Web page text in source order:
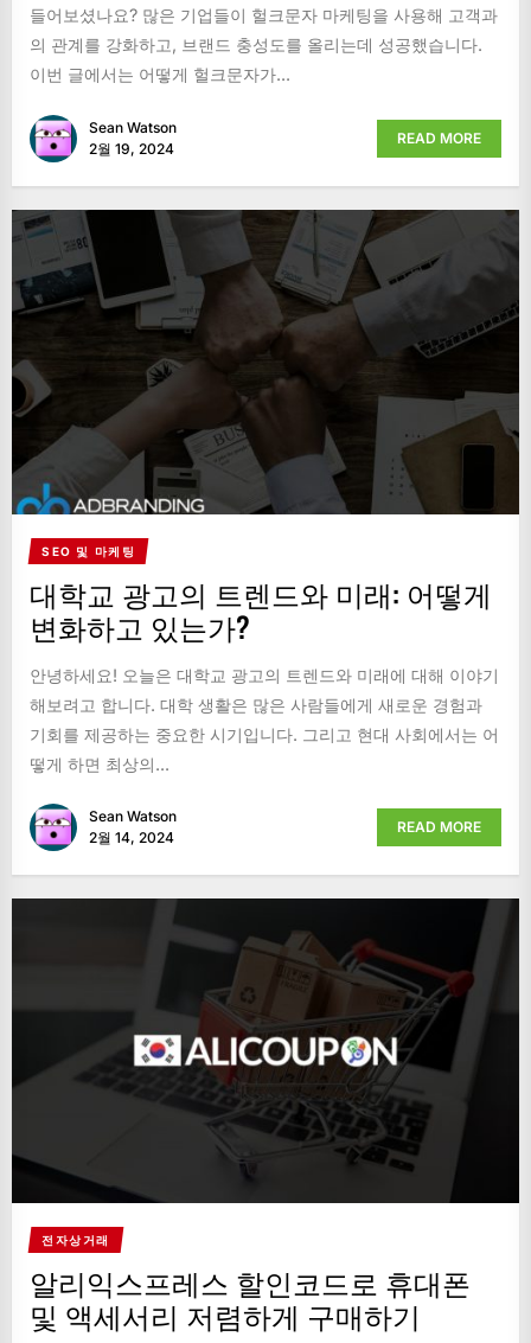
들어보셨나요? 많은 기업들이 헐크문자 마케팅을 사용해 고객과
의 관계를 강화하고, 브랜드 충성도를 올리는데 성공했습니다.
이번 글에서는 어떻게 헐크문자가...
Sean Watson
2월 19, 2024
READ MORE
SEO 및 마케팅
대학교 광고의 트렌드와 미래: 어떻게
변화하고 있는가?
안녕하세요! 오늘은 대학교 광고의 트렌드와 미래에 대해 이야기
해보려고 합니다. 대학 생활은 많은 사람들에게 새로운 경험과
기회를 제공하는 중요한 시기입니다. 그리고 현대 사회에서는 어
떻게 하면 최상의...
Sean Watson
2월 14, 2024
READ MORE
전자상거래
알리익스프레스 할인코드로 휴대폰
및 액세서리 저렴하게 구매하기